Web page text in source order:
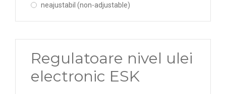
neajustabil (non-adjustable)
Regulatoare nivel ulei
electronic ESK